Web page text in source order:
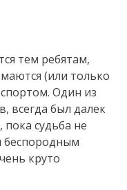
тем ребятам,
(или только
Один из
всегда был далек
судьба не
беспородным
круто